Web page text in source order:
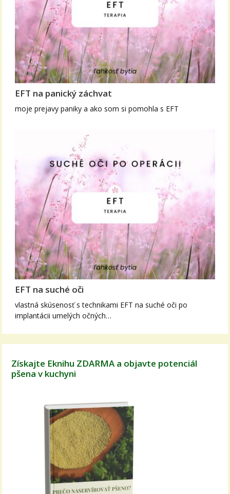
EFT na panický záchvat
moje prejavy paniky a ako som si pomohla s EFT
EFT na suché oči
vlastná skúsenosť s technikami EFT na suché oči po
implantácii umelých očných…
Získajte Eknihu ZDARMA a objavte potenciál
pšena v kuchyni